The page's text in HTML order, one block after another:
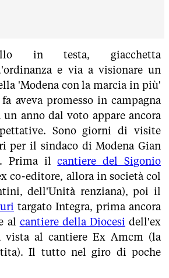
in testa, giacchetta
e via a visionare un
'Modena con la marcia in più'
aveva promesso in campagna
un anno dal voto appare ancora
Sono giorni di visite
per il sindaco di Modena Gian
Prima ilcantiere del Sigonio
co-editore, allora in società col
dell'Unità renziana), poi il
targato Integra, prima ancora
al cantiere della Diocesi dell'ex
vista al cantiere Ex Amcm (la
Il tutto nel giro di poche